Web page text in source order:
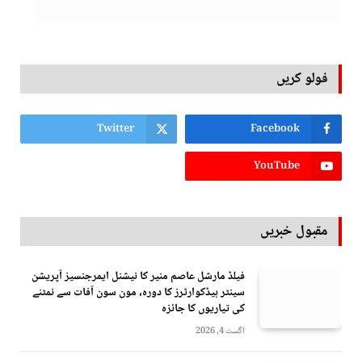
فولو کریں
Facebook
Twitter
YouTube
مقبول خبریں
فیلڈ مارشل عاصم منیر کا نیشنل ایمرجنسیز آپریشن
سینٹر ہیڈکوارٹرز کا دورہ، مون سون آفات سے نمٹنے
کی تیاریوں کا جائزہ
اگست 4, 2026